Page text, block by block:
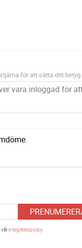
för att sätta ditt betyg
vårintegritetspolicy.